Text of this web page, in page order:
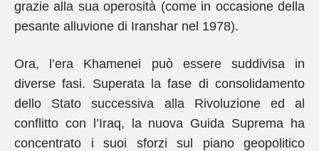
grazie alla sua operosità (come in occasione della
pesante alluvione di Iranshar nel 1978).
Ora, l’era Khamenei può essere suddivisa in
diverse fasi. Superata la fase di consolidamento
dello Stato successiva alla Rivoluzione ed al
conflitto con l’Iraq, la nuova Guida Suprema ha
concentrato i suoi sforzi sul piano geopolitico